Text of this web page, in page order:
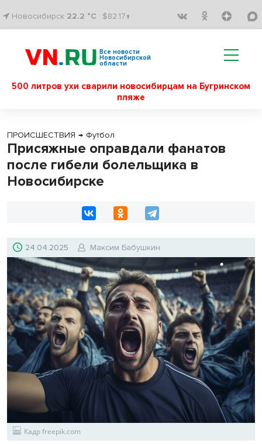
Новосибирск 22.2 °C $82.17↑
Все новости
Новосибирской
области
500 литров ухи сварили новосибирцам на Бугринском
пляже
ПРОИСШЕСТВИЯ → Футбол
Присяжные оправдали фанатов
после гибели болельщика в
Новосибирске
24.04.2025 Максим Бабушкин
Кадр freepik.com